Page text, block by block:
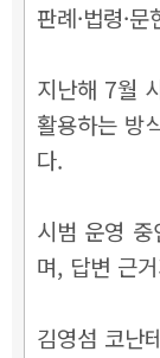
판례·법령·
지난해 7월
활용하는 방
다.
시범 운영
며, 답변 근
김영섬 코난